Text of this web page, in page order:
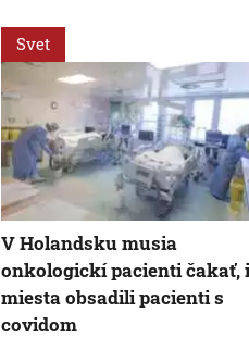
Svet
V Holandsku musia
onkologickí pacienti čakať,
miesta obsadili pacienti s
covidom